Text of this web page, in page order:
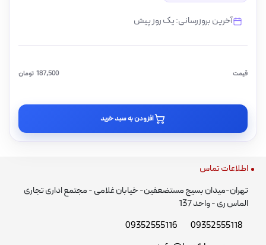
آخرین بروزرسانی: یک روز پیش
قیمت تومان 187,500
افزودن به سبد خرید
اطلاعات تماس
تهران-میدان بسیج مستضعفین- خیابان غلامی - مجتمع اداری تجاری
الماس ری - واحد 137
09352555118
09352555116